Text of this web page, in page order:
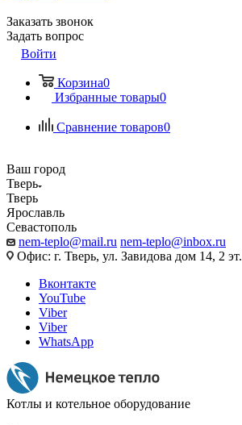
Заказать звонок
Задать вопрос
Войти
Корзина0
Избранные товары0
Сравнение товаров0
Ваш город
Тверь
Тверь
Ярославль
Севастополь
nem-teplo@mail.ru nem-teplo@inbox.ru
Офис: г. Тверь, ул. Завидова дом 14, 2 эт.
Вконтакте
YouTube
Viber
Viber
WhatsApp
Котлы и котельное оборудование